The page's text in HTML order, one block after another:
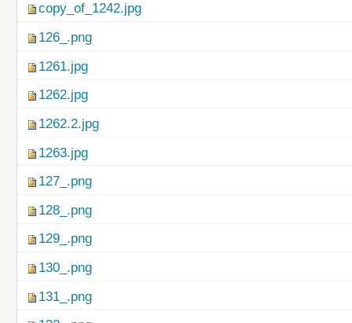
copy_of_1242.jpg
126_.png
1261.jpg
1262.jpg
1262.2.jpg
1263.jpg
127_.png
128_.png
129_.png
130_.png
131_.png